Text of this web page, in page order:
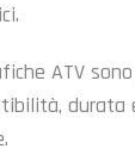
ATV
durata